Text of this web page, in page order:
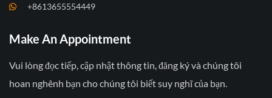
+8613655554449
Make An Appointment
Vui lòng đọc tiếp, cập nhật thông tin, đăng ký và chúng tôi
hoan nghênh bạn cho chúng tôi biết suy nghĩ của bạn.